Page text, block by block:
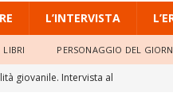
L’INTERVISTA
LIBRI PERSONAGGIO DEL
giovanile. Intervista al